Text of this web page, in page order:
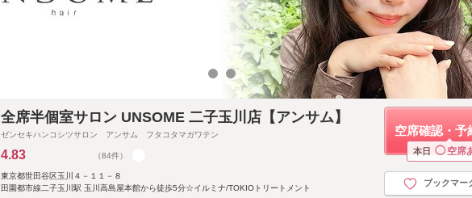
空席確認・予
本日 ◯ 空席
ブックマー
全席半個室サロン UNSOME 二子玉川店【アンサム】
ゼンセキハンコシツサロン アンサム フタコタマガワテン
4.83 （84件）
東京都世田谷区玉川４－１１－８
田園都市線二子玉川駅 玉川高島屋本館から徒歩5分☆イルミナ/TOKIOトリートメント